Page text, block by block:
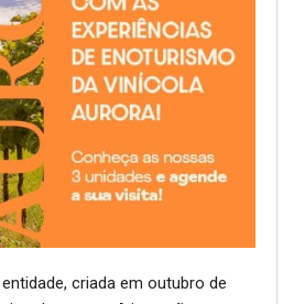
criada em outubro de